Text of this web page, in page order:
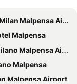
Airport Hotel & Conference Centre
Malpensa
Malpensa Airport
Malpensa
Malpensa Airport